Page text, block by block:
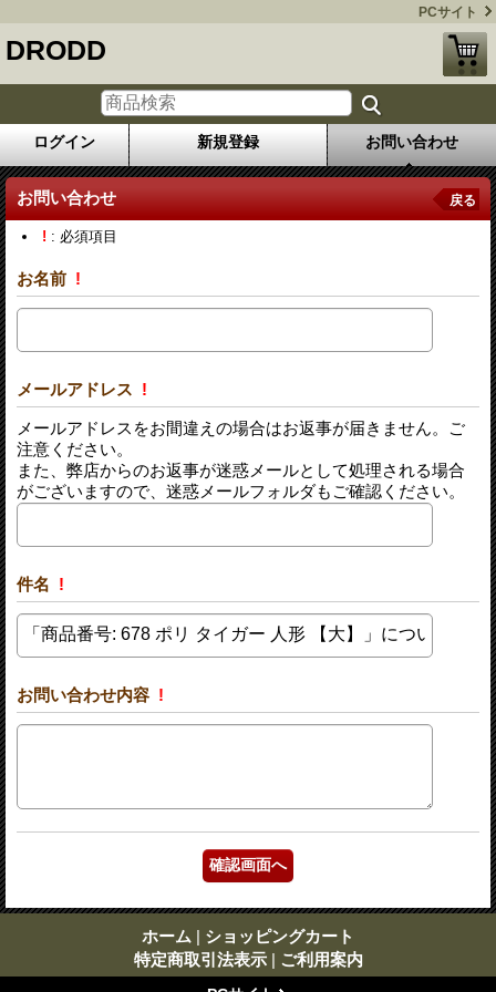
PCサイト
DRODD
ログイン 新規登録 お問い合わせ
お問い合わせ 戻る
! : 必須項目
お名前 !
メールアドレス !
メールアドレスをお間違えの場合はお返事が届きません。ご
注意ください。
また、弊店からのお返事が迷惑メールとして処理される場合
がございますので、迷惑メールフォルダもご確認ください。
件名 !
お問い合わせ内容 !
ホーム | ショッピングカート
特定商取引法表示 | ご利用案内